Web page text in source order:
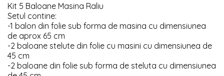
Kit 5 Baloane Masina Raliu
Setul contine:
-1 balon din folie sub forma de masina cu dimensiunea
de aprox 65 cm
-2 baloane stelute din folie cu masini cu dimensiunea de
45 cm
-2 baloane din folie sub forma de steluta cu dimensiunea